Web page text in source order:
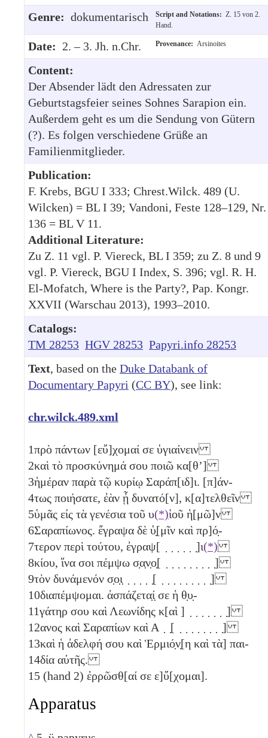
Genre: dokumentarisch Script and Notations: Z. 15 von 2.
Hand.
Date: 2. – 3. Jh. n.Chr. Provenance: Arsinoites
Content:
Der Absender lädt den Adressaten zur
Geburtstagsfeier seines Sohnes Sarapion ein.
Außerdem geht es um die Sendung von Gütern
(?). Es folgen verschiedene Grüße an
Familienmitglieder.
Publication:
F. Krebs, BGU I 333; Chrest.Wilck. 489 (U.
Wilcken) = BL I 39; Vandoni, Feste 128–129, Nr.
136 = BL V 11.
Additional Literature:
Zu Z. 11 vgl. P. Viereck, BL I 359; zu Z. 8 und 9
vgl. P. Viereck, BGU I Index, S. 396; vgl. R. H.
El-Mofatch, Where is the Party?, Pap. Kongr.
XXVII (Warschau 2013), 1993–2010.
Catalogs:
TM 28253 HGV 28253 Papyri.info 28253
Text, based on the Duke Databank of
Documentary Papyri (CC BY), see link:
chr.wilck.489.xml
1πρὸ πάντων [εὔ]χομαί σε ὑγιαίνειν
2καὶ τὸ προσκύνημά σου ποιῶ κα[θʼ]
3ἡμέραν παρὰ τῷ κυρίῳ Σαράπ[ιδ]ι. [π]άν-
4τως ποιήσατε, ἐὰν ᾖ δυνατό[ν], κ[α]τελθεῖν
5ὑμᾶς εἰς τὰ γενέσια τοῦ υ(*)ἱοῦ ἡ[μῶ]ν
6Σαραπίωνος. ἔγραψα δὲ ὑ̣[μῖν καὶ πρ]ό̣-
7τερον περὶ τούτου, ἐγραψ[ ̣ ̣ ̣ ̣ ̣ ̣]ι(*)
8κίου, ἵνα σοι πέμψω σ̣α̣ν̣ο̣[ ̣ ̣ ̣ ̣ ̣ ̣ ̣ ̣ ̣]
9τὸν δυνάμενόν σ̣ο̣ι̣ ̣ ̣ ̣ ̣ ̣[ ̣ ̣ ̣ ̣ ̣ ̣ ̣ ̣ ̣]
10διαπέμψομαι. ἀσπάζετα̣ί̣ σε ἡ θ̣υ̣-
11γάτηρ σου καὶ Λεωνίδης κ[αὶ ] ̣ ̣ ̣ ̣ ̣ ̣ ̣]
12ανος καὶ Σαραπίων καὶ Α ̣ ̣[ ̣ ̣ ̣ ̣ ̣ ̣ ̣ ̣]
13καὶ ἡ ἀδελφή σου καὶ Ἑρμιό̣ν̣[η καὶ τὰ] παι-
14δία αὐτῆς.
15 (hand 2) ἐρρῶσθ[αί σε ε]ὔ[χομαι].
Apparatus